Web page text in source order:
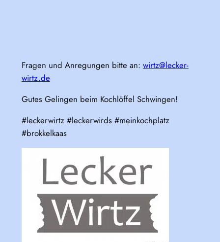
Fragen und Anregungen bitte an: wirtz@lecker-
wirtz.de
Gutes Gelingen beim Kochlöffel Schwingen!
#leckerwirtz #leckerwirds #meinkochplatz
#brokkelkaas